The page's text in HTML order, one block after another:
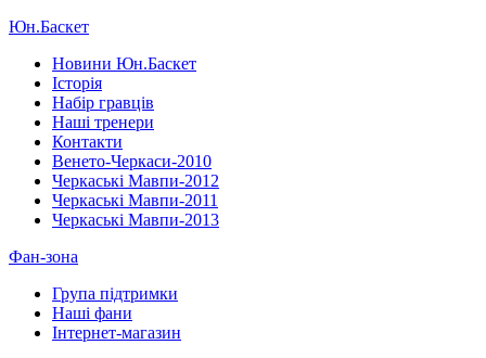
Юн.Баскет
Новини Юн.Баскет
Історія
Набір гравців
Наші тренери
Контакти
Венето-Черкаси-2010
Черкаські Мавпи-2012
Черкаські Мавпи-2011
Черкаські Мавпи-2013
Фан-зона
Група підтримки
Наші фани
Інтернет-магазин